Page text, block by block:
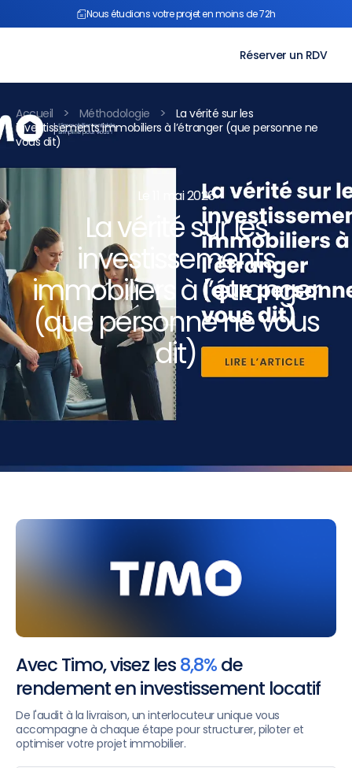
contenu
Nous étudions votre projet en moins de 72h
Réserver un RDV
Accueil > Méthodologie >
La vérité sur les
investissements immobiliers à l’étranger (que personne ne
vous dit)
Le 11 mai 2026
La vérité sur les
investissements
immobiliers à l’étranger
(que personne ne vous
dit)
Avec Timo, visez les8,8%de
rendement en investissement locatif
De l'audit à la livraison, un interlocuteur unique vous
accompagne à chaque étape pour structurer, piloter et
optimiser votre projet immobilier.